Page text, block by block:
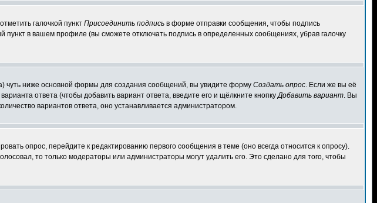
галочкой пункт Присоединить подпись в форме отправки сообщения, чтобы подпись
в вашем профиле (вы сможете отключать подпись в определенных сообщениях, убрав галочку
чуть ниже основной формы для создания сообщений, вы увидите форму Создать опрос. Если же вы её
ответа (чтобы добавить вариант ответа, введите его и щёлкните кнопкуДобавить вариант. Вы
вариантов ответа, оно устанавливается администратором.
опрос, перейдите к редактированию первого сообщения в теме (оно всегда относится к опросу).
то только модераторы или администраторы могут удалить его. Это сделано для того, чтобы